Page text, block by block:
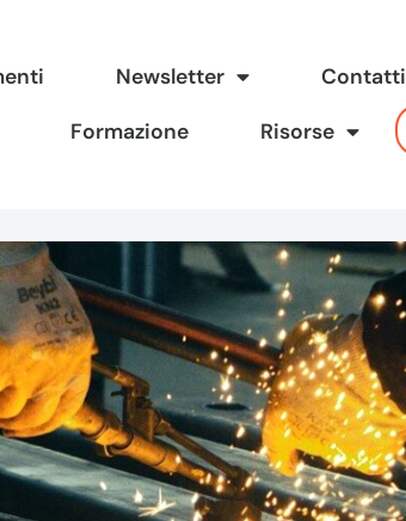
Newsletter Contatti
Formazione Risorse